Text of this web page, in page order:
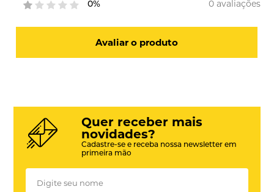
0% 0 avaliações
Avaliar o produto
Quer receber mais
novidades?
Cadastre-se e receba nossa newsletter em
primeira mão